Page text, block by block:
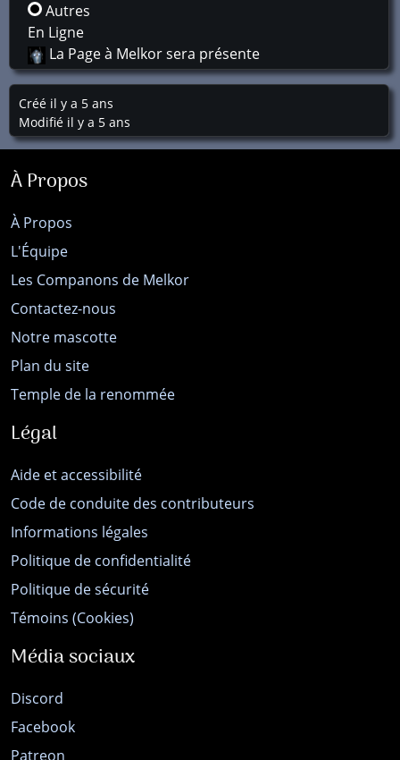
Autres
En Ligne
La Page à Melkor sera présente
Créé il y a 5 ans
Modifié il y a 5 ans
À Propos
À Propos
L'Équipe
Les Companons de Melkor
Contactez-nous
Notre mascotte
Plan du site
Temple de la renommée
Légal
Aide et accessibilité
Code de conduite des contributeurs
Informations légales
Politique de confidentialité
Politique de sécurité
Témoins (Cookies)
Média sociaux
Discord
Facebook
Patreon